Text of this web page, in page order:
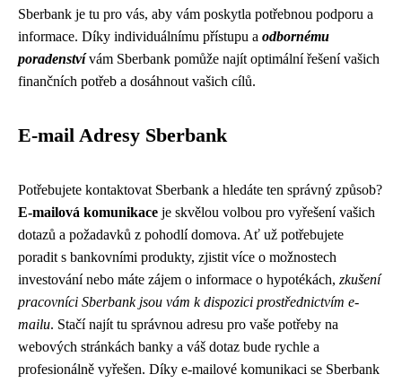
Sberbank je tu pro vás, aby vám poskytla potřebnou podporu a
informace. Díky individuálnímu přístupu a odbornému
poradenstvívám Sberbank pomůže najít optimální řešení vašich
finančních potřeb a dosáhnout vašich cílů.
E-mail Adresy Sberbank
Potřebujete kontaktovat Sberbank a hledáte ten správný způsob?
E-mailová komunikace je skvělou volbou pro vyřešení vašich
dotazů a požadavků z pohodlí domova. Ať už potřebujete
poradit s bankovními produkty, zjistit více o možnostech
investování nebo máte zájem o informace o hypotékách, zkušení
pracovníci Sberbank jsou vám k dispozici prostřednictvím e-
mailu. Stačí najít tu správnou adresu pro vaše potřeby na
webových stránkách banky a váš dotaz bude rychle a
profesionálně vyřešen. Díky e-mailové komunikaci se Sberbank